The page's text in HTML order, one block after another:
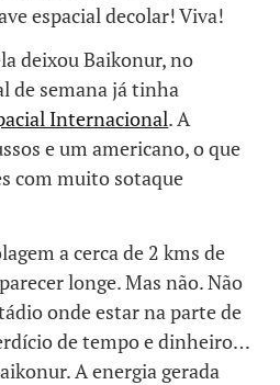
espacial decolar! Viva!
deixou Baikonur, no
de semana já tinha
Internacional. A
e um americano, o que
com muito sotaque
a cerca de 2 kms de
longe. Mas não. Não
onde estar na parte de
de tempo e dinheiro…
A energia gerada